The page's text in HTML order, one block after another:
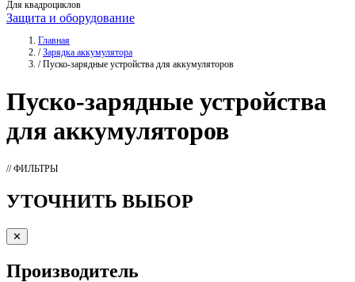
Для квадроциклов
Защита и оборудование
Главная
/ Зарядка аккумулятора
/ Пуско-зарядные устройства для аккумуляторов
Пуско-зарядные устройства
для аккумуляторов
// ФИЛЬТРЫ
УТОЧНИТЬ ВЫБОР
✕
Производитель